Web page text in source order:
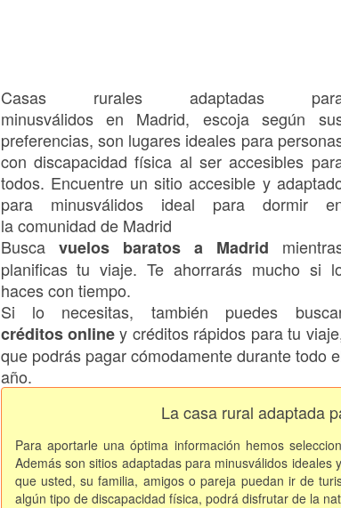
Casas rurales adaptadas
minusválidos en Madrid, escoja según
preferencias, son lugares ideales para
con discapacidad física al ser accesibles
todos. Encuentre un sitio accesible y
para minusválidos ideal para dormir
la comunidad de Madrid
Busca vuelos baratos a Madrid
planificas tu viaje. Te ahorrarás mucho si
haces con tiempo.
Si lo necesitas, también puedes
créditos onliney créditos rápidos para tu
que podrás pagar cómodamente durante todo
año.
La casa rural adaptada
Para aportarle una óptima información hemos
Además son sitios adaptadas para minusválidos
que usted, su familia, amigos o pareja puedan ir de
algún tipo de discapacidad física, podrá disfrutar de la